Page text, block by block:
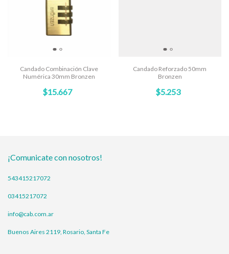
Candado Combinación Clave
Numérica 30mm Bronzen
$15.667
Candado Reforzado 50mm
Bronzen
$5.253
¡Comunicate con nosotros!
543415217072
03415217072
info@cab.com.ar
Buenos Aires 2119, Rosario, Santa Fe